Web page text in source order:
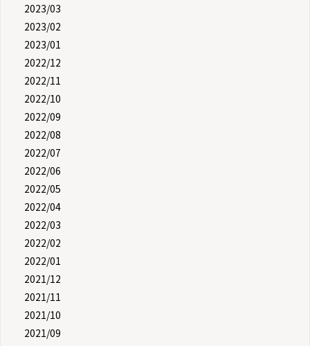
2023/03
2023/02
2023/01
2022/12
2022/11
2022/10
2022/09
2022/08
2022/07
2022/06
2022/05
2022/04
2022/03
2022/02
2022/01
2021/12
2021/11
2021/10
2021/09